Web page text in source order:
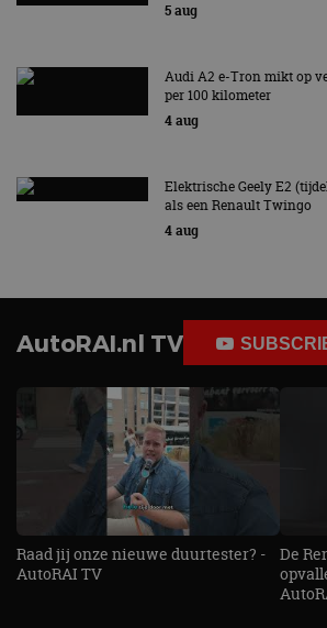
5 aug
Audi A2 e-Tron mikt op
per 100 kilometer
4 aug
Elektrische Geely E2
als een Renault Twingo
4 aug
AutoRAI.nl TV
Raad jij onze nieuwe duurtester? -
AutoRAI TV
De